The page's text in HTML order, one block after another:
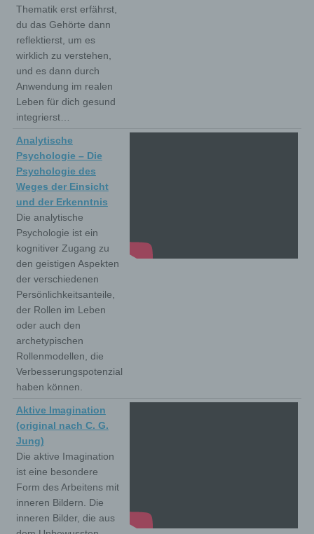
Thematik erst erfährst,
du das Gehörte dann
reflektierst, um es
wirklich zu verstehen,
und es dann durch
Anwendung im realen
Leben für dich gesund
integrierst…
Analytische
Psychologie – Die
Psychologie des
Weges der Einsicht
und der Erkenntnis
Die analytische
Psychologie ist ein
kognitiver Zugang zu
den geistigen Aspekten
der verschiedenen
Persönlichkeitsanteile,
der Rollen im Leben
oder auch den
archetypischen
Rollenmodellen, die
Verbesserungspotenzial
haben können.
Aktive Imagination
(original nach C. G.
Jung)
Die aktive Imagination
ist eine besondere
Form des Arbeitens mit
inneren Bildern. Die
inneren Bilder, die aus